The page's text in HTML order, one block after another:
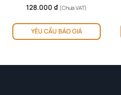
128.000 ₫ (Chưa VAT)
YÊU CẦU BÁO GIÁ